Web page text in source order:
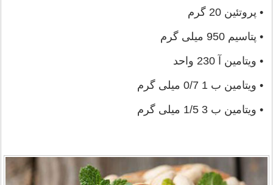
• پروتئین 20 گرم
• پتاسیم 950 میلی گرم
• ویتامین آ 230 واحد
• ویتامین ب 1 0/7 میلی گرم
• ویتامین ب 3 1/5 میلی گرم